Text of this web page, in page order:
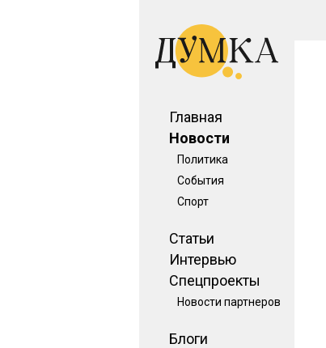
Главная
Новости
Политика
События
Спорт
Статьи
Интервью
Спецпроекты
Новости партнеров
Блоги